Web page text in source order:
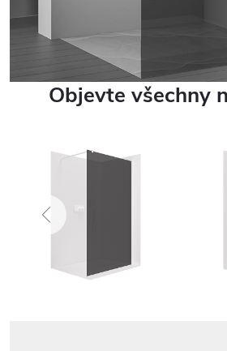
Objevte všechny